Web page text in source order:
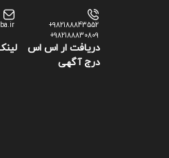
+982188843552
+982188830809
دریافت ار اس اس
درج آگهی